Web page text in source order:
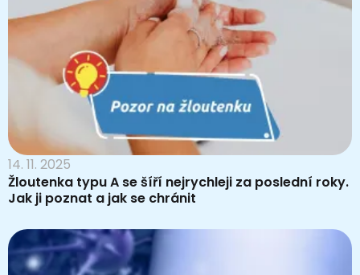
14. 11. 2025
Žloutenka typu A se šíří nejrychleji za poslední roky.
Jak ji poznat a jak se chránit